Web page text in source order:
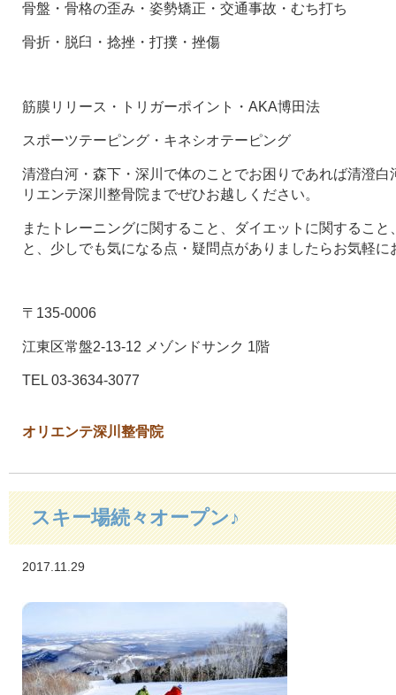
骨盤・骨格の歪み・姿勢矯正・交通事故・むち打ち
骨折・脱臼・捻挫・打撲・挫傷
筋膜リリース・トリガーポイント・AKA博田法
スポーツテーピング・キネシオテーピング
清澄白河・森下・深川で体のことでお困りであれば清澄
リエンテ深川整骨院までぜひお越しください。
またトレーニングに関すること、ダイエットに関するこ
と、少しでも気になる点・疑問点がありましたらお気軽に
〒135-0006
江東区常盤2-13-12 メゾンドサンク 1階
TEL 03-3634-3077
オリエンテ深川整骨院
スキー場続々オープン♪
2017.11.29